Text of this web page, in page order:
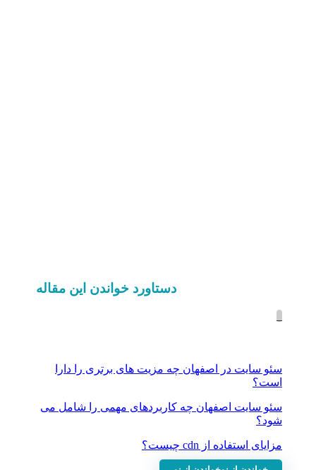
دستاورد خواندن این مقاله
سئو سایت در اصفهان چه مزیت های برتری را دارا
است؟
سئو سایت اصفهان چه کاربردهای مهمی را شامل می
شود؟
مزایای استفاده از cdn چیست؟